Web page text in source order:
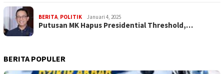
BERITA POLITIK Januari 4, 2025
Putusan MK Hapus Presidential Threshold,…
BERITA POPULER